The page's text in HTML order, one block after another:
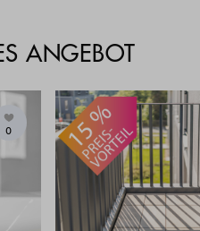
ANGEBOT
0